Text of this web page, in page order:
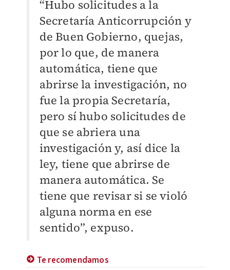
“Hubo solicitudes a la
Secretaría Anticorrupción y
de Buen Gobierno, quejas,
por lo que, de manera
automática, tiene que
abrirse la investigación, no
fue la propia Secretaría,
pero sí hubo solicitudes de
que se abriera una
investigación y, así dice la
ley, tiene que abrirse de
manera automática. Se
tiene que revisar si se violó
alguna norma en ese
sentido”, expuso.
Te recomendamos